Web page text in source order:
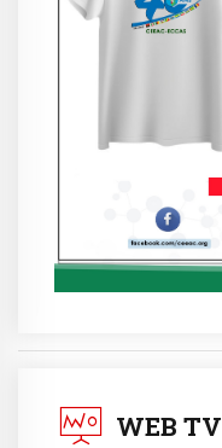
WEB TV